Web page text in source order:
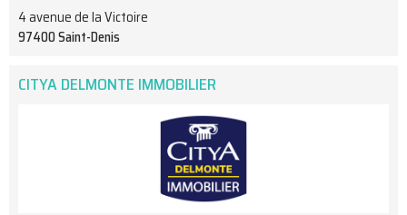
4 avenue de la Victoire
97400 Saint-Denis
CITYA DELMONTE IMMOBILIER